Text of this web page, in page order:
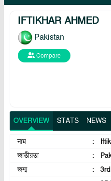
IFTIKHAR AHMED
Pakistan
Compare
OVERVIEW STATS NEWS
নাম :
জাতীয়তা
:
জন্ম
: